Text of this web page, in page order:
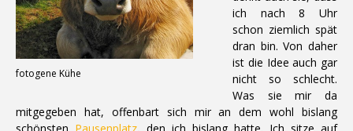
fotogene Kühe
ich nach 8 Uhr
schon ziemlich spät
dran bin. Von daher
ist die Idee auch gar
nicht so schlecht.
Was sie mir da
mitgegeben hat, offenbart sich mir an dem wohl bislang